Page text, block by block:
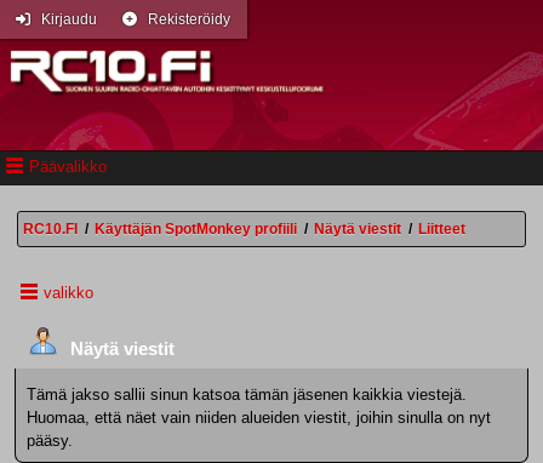
Päävalikko
Kirjaudu Rekisteröidy
RC10.FI / Käyttäjän SpotMonkey profiili / Näytä viestit / Liitteet
valikko
Näytä viestit
Tämä jakso sallii sinun katsoa tämän jäsenen kaikkia viestejä.
Huomaa, että näet vain niiden alueiden viestit, joihin sinulla on nyt
pääsy.